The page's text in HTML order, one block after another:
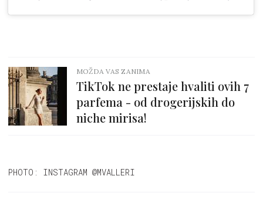
MOŽDA VAS ZANIMA
TikTok ne prestaje hvaliti ovih 7
parfema - od drogerijskih do
niche mirisa!
PHOTO: INSTAGRAM @MVALLERI